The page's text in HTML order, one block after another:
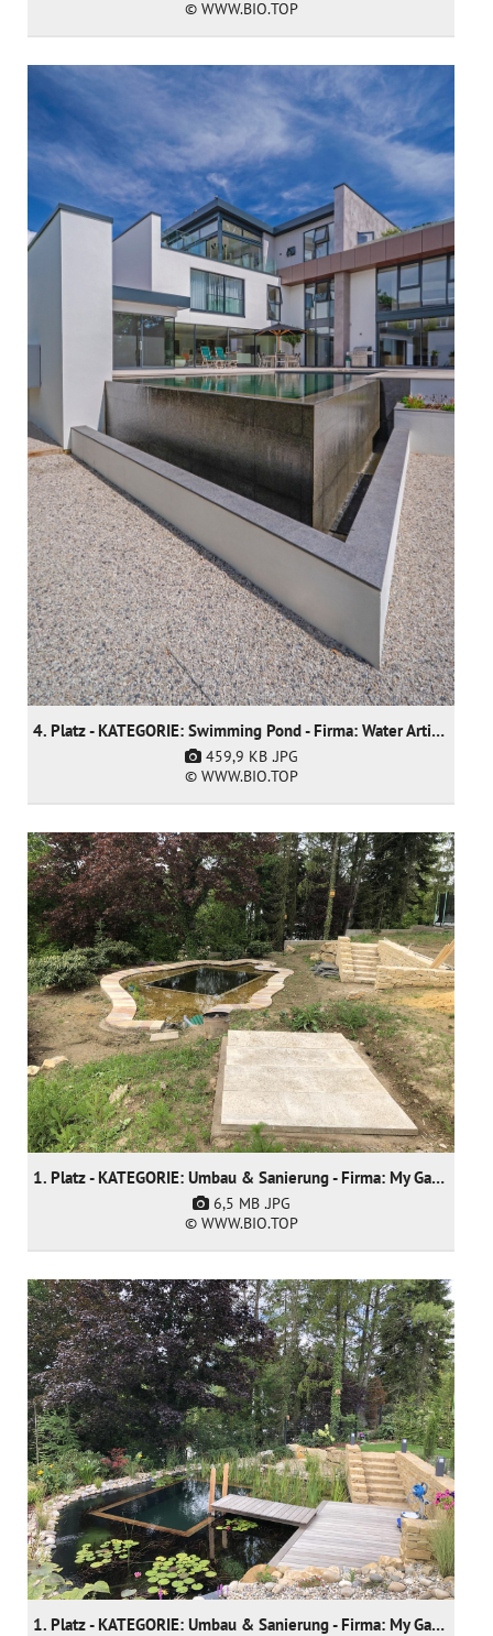
© WWW.BIO.TOP
4. Platz - KATEGORIE: Swimming Pond - Firma: Water Artisans
459,9 KB .JPG
© WWW.BIO.TOP
1. Platz - KATEGORIE: Umbau & Sanierung - Firma: My Garden sarl
6,5 MB .JPG
© WWW.BIO.TOP
1. Platz - KATEGORIE: Umbau & Sanierung - Firma: My Garden sarl